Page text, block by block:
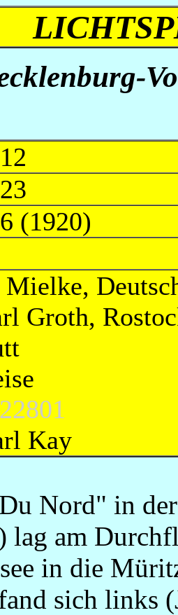
(1920)
Mielke,
Groth,
Nord" in
lag am
in die
sich links